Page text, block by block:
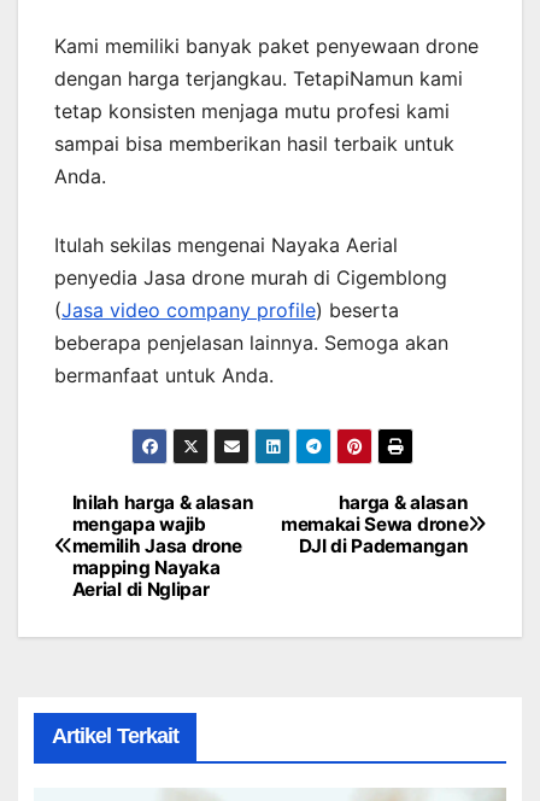
Kami memiliki banyak paket penyewaan drone
dengan harga terjangkau. TetapiNamun kami
tetap konsisten menjaga mutu profesi kami
sampai bisa memberikan hasil terbaik untuk
Anda.
Itulah sekilas mengenai Nayaka Aerial
penyedia Jasa drone murah di Cigemblong
(Jasa video company profile) beserta
beberapa penjelasan lainnya. Semoga akan
bermanfaat untuk Anda.
Post
navigation
harga & alasan
memakai Sewa drone
DJI di Pademangan
Inilah harga & alasan
mengapa wajib
memilih Jasa drone
mapping Nayaka
Aerial di Nglipar
Artikel Terkait